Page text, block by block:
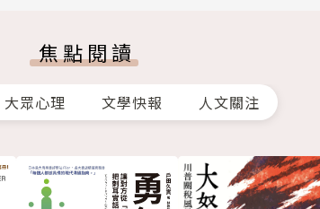
焦點閱讀
大眾心理 文學快報 人文關注